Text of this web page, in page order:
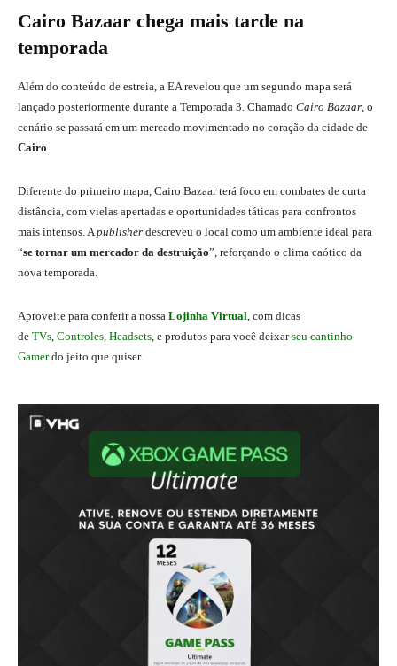
Cairo Bazaar chega mais tarde na
temporada
Além do conteúdo de estreia, a EA revelou que um segundo mapa será
lançado posteriormente durante a Temporada 3. Chamado Cairo Bazaar , o
cenário se passará em um mercado movimentado no coração da cidade de
Cairo
Diferente do primeiro mapa, Cairo Bazaar terá foco em combates de curta
distância, com vielas apertadas e oportunidades táticas para confrontos
mais intensos. A publisher descreveu o local como um ambiente ideal para
“se tornar um mercador da destruição”, reforçando o clima caótico da
nova temporada.
Aproveite para conferir a nossa Lojinha Virtual , com dicas
de TVs Controles Headsets , e produtos para você deixarseu cantinho
Gamerdo jeito que quiser.